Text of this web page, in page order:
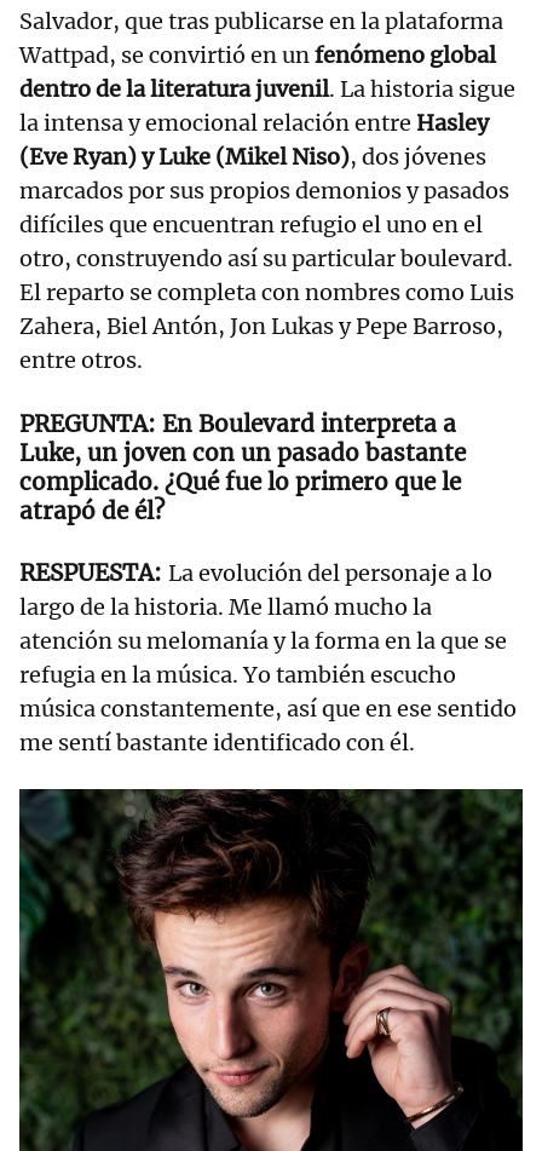
Salvador, que tras publicarse en la plataforma
Wattpad, se convirtió en unfenómeno global
dentro de la literatura juvenil. La historia sigue
la intensa y emocional relación entre Hasley
(Eve Ryan) y Luke (Mikel Niso), dos jóvenes
marcados por sus propios demonios y pasados
difíciles que encuentran refugio el uno en el
otro, construyendo así su particular boulevard.
El reparto se completa con nombres como Luis
Zahera, Biel Antón, Jon Lukas y Pepe Barroso,
entre otros.
En Boulevard interpreta a
Luke, un joven con un pasado bastante
complicado. ¿Qué fue lo primero que le
atrapó de él?
La evolución del personaje a lo
largo de la historia. Me llamó mucho la
atención su melomanía y la forma en la que se
refugia en la música. Yo también escucho
música constantemente, así que en ese sentido
me sentí bastante identificado con él.